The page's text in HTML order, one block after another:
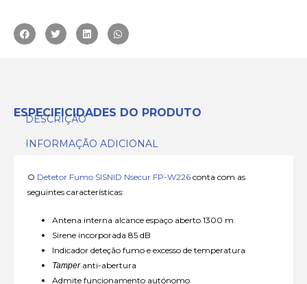
ESPECIFICIDADES DO PRODUTO
DESCRIÇÃO
INFORMAÇÃO ADICIONAL
O Detetor Fumo SISNID Nsecur FP-W226 conta com as
seguintes características:
Antena interna alcance espaço aberto 1300 m
Sirene incorporada 85 dB
Indicador deteção fumo e excesso de temperatura
Tamperanti-abertura
Admite funcionamento autónomo